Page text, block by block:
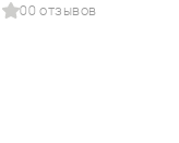
00 отзывов